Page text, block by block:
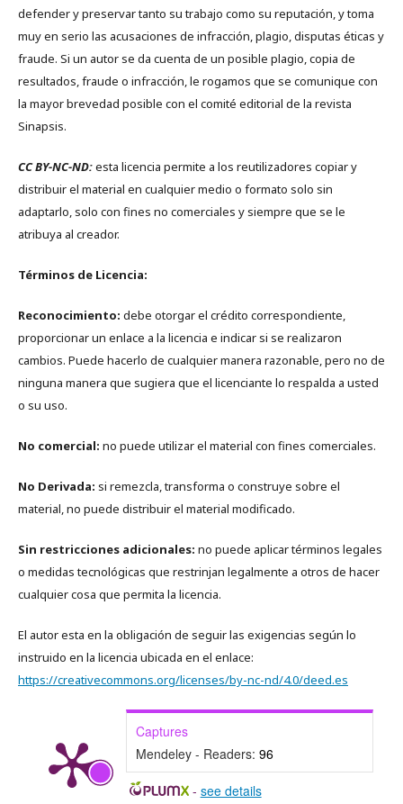
defender y preservar tanto su trabajo como su reputación, y toma
muy en serio las acusaciones de infracción, plagio, disputas éticas y
fraude. Si un autor se da cuenta de un posible plagio, copia de
resultados, fraude o infracción, le rogamos que se comunique con
la mayor brevedad posible con el comité editorial de la revista
Sinapsis.
CC BY-NC-ND:esta licencia permite a los reutilizadores copiar y
distribuir el material en cualquier medio o formato solo sin
adaptarlo, solo con fines no comerciales y siempre que se le
atribuya al creador.
Términos de Licencia:
Reconocimiento: debe otorgar el crédito correspondiente,
proporcionar un enlace a la licencia e indicar si se realizaron
cambios. Puede hacerlo de cualquier manera razonable, pero no de
ninguna manera que sugiera que el licenciante lo respalda a usted
o su uso.
No comercial: no puede utilizar el material con fines comerciales.
No Derivada: si remezcla, transforma o construye sobre el
material, no puede distribuir el material modificado.
Sin restricciones adicionales: no puede aplicar términos legales
o medidas tecnológicas que restrinjan legalmente a otros de hacer
cualquier cosa que permita la licencia.
El autor esta en la obligación de seguir las exigencias según lo
instruido en la licencia ubicada en el enlace:
https://creativecommons.org/licenses/by-nc-nd/4.0/deed.es
Captures
Mendeley - Readers: 96
- see details